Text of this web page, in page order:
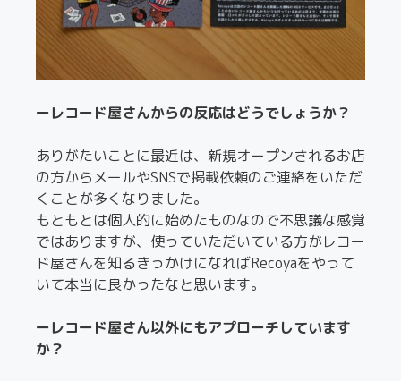
ーレコード屋さんからの反応はどうでしょうか？
ありがたいことに最近は、新規オープンされるお店
の方からメールやSNSで掲載依頼のご連絡をいただ
くことが多くなりました。
もともとは個人的に始めたものなので不思議な感覚
ではありますが、使っていただいている方がレコー
ド屋さんを知るきっかけになればRecoyaをやって
いて本当に良かったなと思います。
ーレコード屋さん以外にもアプローチしています
か？